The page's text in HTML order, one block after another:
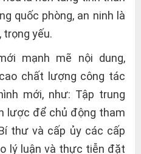
quốc phòng, an ninh là
trọng yếu.
mạnh mẽ nội dung,
chất lượng công tác
mới, như: Tập trung
lược để chủ động tham
thư và cấp ủy các cấp
lý luận và thực tiễn đặt